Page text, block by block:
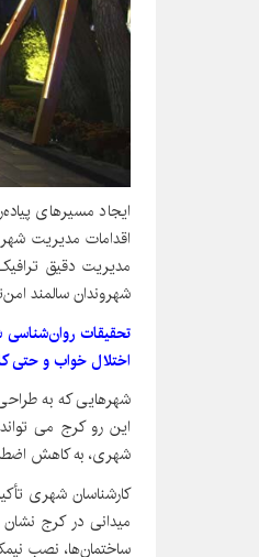
ایجاد مسیرهای
اقدامات مدیریت
مدیریت دقیق
شهروندان سالمند
تحقیقات
اختلال خواب و حتی
شهرهایی که به
این رو کرج می
شهری، به کاهش
کارشناسان شهری
میدانی در کرج
ساختمان‌ها، نصب